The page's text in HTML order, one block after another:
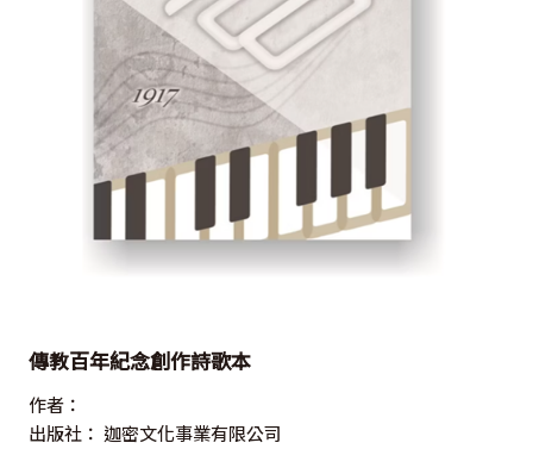
傳教百年紀念創作詩歌本
作者：
出版社： 迦密文化事業有限公司